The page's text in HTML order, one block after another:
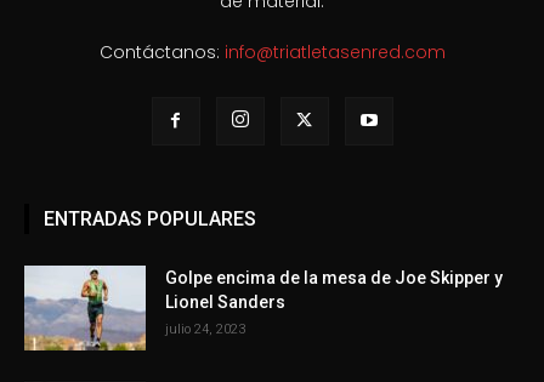
Contáctanos: info@triatletasenred.com
ENTRADAS POPULARES
Golpe encima de la mesa de Joe Skipper y
Lionel Sanders
julio 24, 2023